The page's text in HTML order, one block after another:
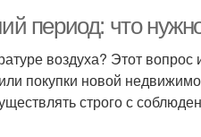
период: что
воздуха? Этот
покупки новой
строго с